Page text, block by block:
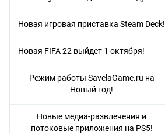
Новая игровая приставка Steam Deck!
Новая FIFA 22 выйдет 1 октября!
Режим работы SavelaGame.ru на
Новый год!
Новые медиа-развлечения и
потоковые приложения на PS5!